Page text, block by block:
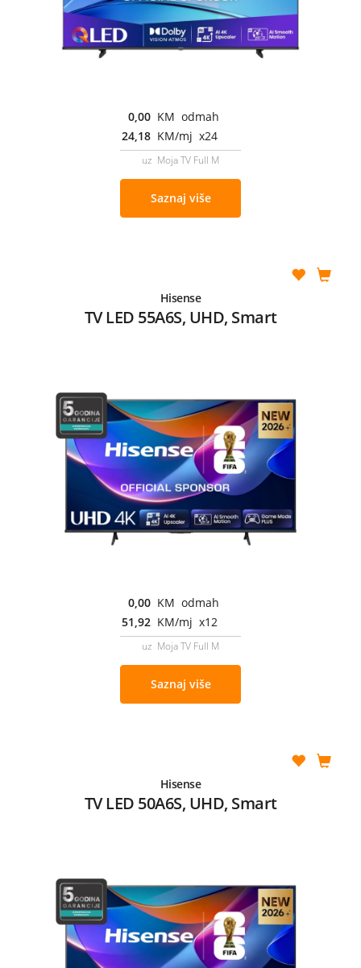
0,00 KM odmah
24,18 KM/mj x24
uz Moja TV Full M
Saznaj više
Hisense
TV LED 55A6S, UHD, Smart
0,00 KM odmah
51,92 KM/mj x12
uz Moja TV Full M
Saznaj više
Hisense
TV LED 50A6S, UHD, Smart